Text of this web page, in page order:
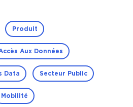
Produit
Aux Données
Data Secteur Public
Mobilité